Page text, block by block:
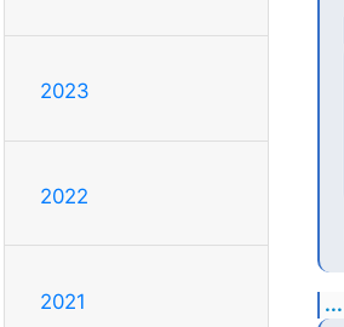
2023
2022
2021 ...